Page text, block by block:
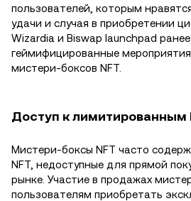
пользователей, которым
удачи и случая в приобретении
Wizardia и Biswap launchpad
геймифицированные
мистери-боксов NFT.
Доступ к лимитированным
Мистери-боксы NFT часто
NFT, недоступные для прямой
рынке. Участие в продажах
пользователям приобретать